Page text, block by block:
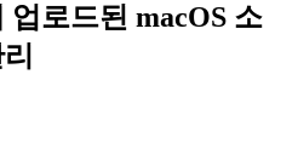
업로드된 macOS 소